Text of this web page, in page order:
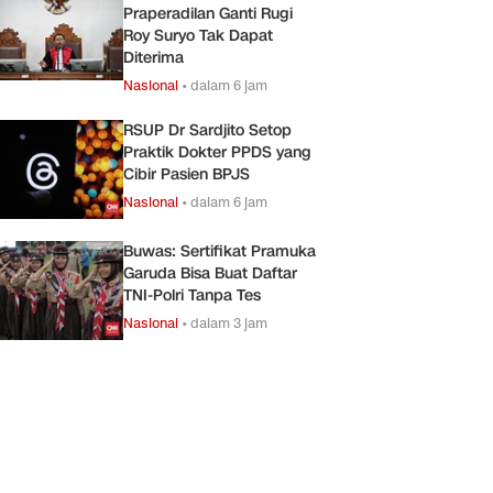
Praperadilan Ganti Rugi
Roy Suryo Tak Dapat
Diterima
Nasional •dalam 6 jam
RSUP Dr Sardjito Setop
Praktik Dokter PPDS yang
Cibir Pasien BPJS
Nasional •dalam 6 jam
Buwas: Sertifikat Pramuka
Garuda Bisa Buat Daftar
TNI-Polri Tanpa Tes
Nasional •dalam 3 jam